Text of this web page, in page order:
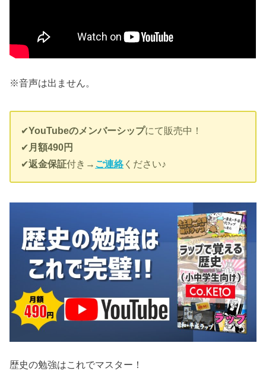
※音声は出ません。
✔︎YouTubeのメンバーシップにて販売中！
✔︎ 月額490円
✔︎返金保証付き→ ご連絡ください♪
歴史の勉強はこれでマスター！